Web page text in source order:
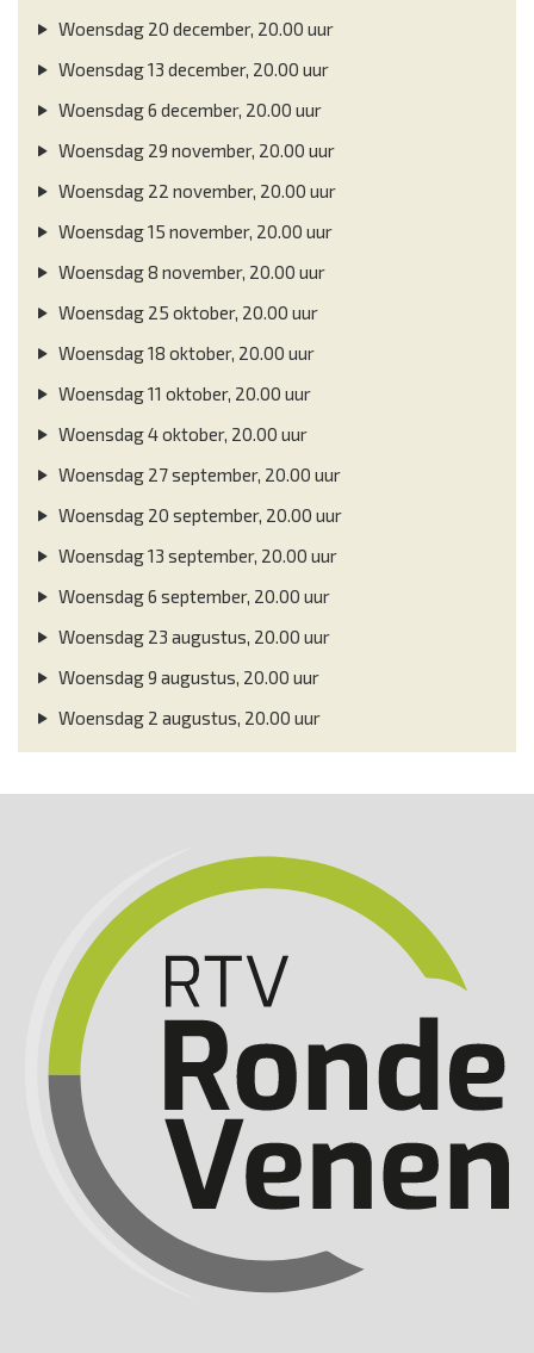
Woensdag 20 december, 20.00 uur
Woensdag 13 december, 20.00 uur
Woensdag 6 december, 20.00 uur
Woensdag 29 november, 20.00 uur
Woensdag 22 november, 20.00 uur
Woensdag 15 november, 20.00 uur
Woensdag 8 november, 20.00 uur
Woensdag 25 oktober, 20.00 uur
Woensdag 18 oktober, 20.00 uur
Woensdag 11 oktober, 20.00 uur
Woensdag 4 oktober, 20.00 uur
Woensdag 27 september, 20.00 uur
Woensdag 20 september, 20.00 uur
Woensdag 13 september, 20.00 uur
Woensdag 6 september, 20.00 uur
Woensdag 23 augustus, 20.00 uur
Woensdag 9 augustus, 20.00 uur
Woensdag 2 augustus, 20.00 uur